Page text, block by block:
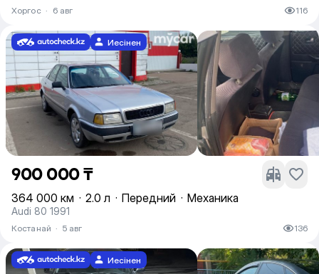
Хоргос · 6 авг 116
Иесінен
900 000 ₸
364 000 км · 2.0 л · Передний · Механика
Audi 80 1991
Костанай · 5 авг 136
Иесінен